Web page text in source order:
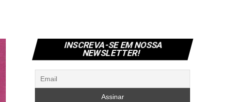
INSCREVA-SE EM NOSSA
NEWSLETTER!